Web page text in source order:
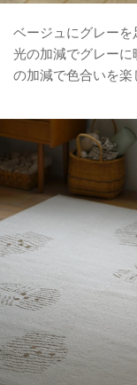
ベージュにグレーを
光の加減でグレー
の加減で色合いを楽